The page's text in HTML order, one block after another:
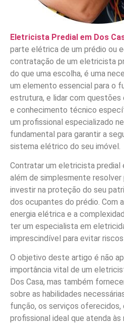
Eletricista Predial em Dos
parte elétrica de um prédio ou
contratação de um eletricista
do que uma escolha, é uma
um elemento essencial para o
estrutura, e lidar com
e conhecimento técnico
um profissional especializado
fundamental para garantir a
sistema elétrico do seu imóvel.
Contratar um eletricista predial
além de simplesmente
investir na proteção do seu
dos ocupantes do prédio. Com
energia elétrica e a
ter um especialista em
imprescindível para evitar
O objetivo deste artigo é não
importância vital de um
Dos Casa, mas também
sobre as habilidades
função, os serviços oferecidos,
profissional ideal que atenda